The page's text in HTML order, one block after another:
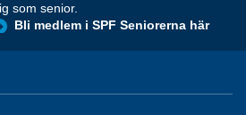
som senior.
Bli medlem i SPF Seniorerna här